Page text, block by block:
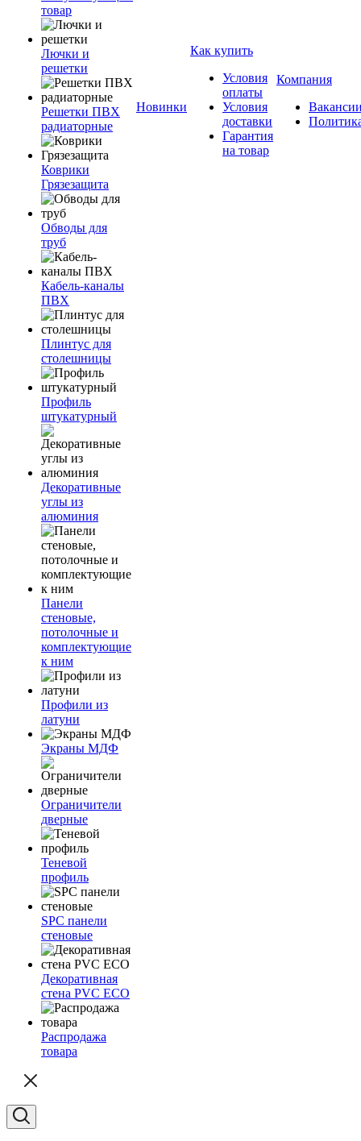
товар
Лючки и
решетки
Решетки ПВХ
радиаторные
Коврики
Грязезащита
Обводы для
труб
Кабель-каналы
ПВХ
Плинтус для
столешницы
Профиль
штукатурный
Декоративные
углы из
алюминия
Панели
стеновые,
потолочные и
комплектующие
к ним
Профили из
латуни
Экраны МДФ
Ограничители
дверные
Теневой
профиль
SPC панели
стеновые
Декоративная
стена PVC ECO
Распродажа
товара
Новинки
Как купить
Условия
оплаты
Условия
доставки
Гарантия
на товар
Компания